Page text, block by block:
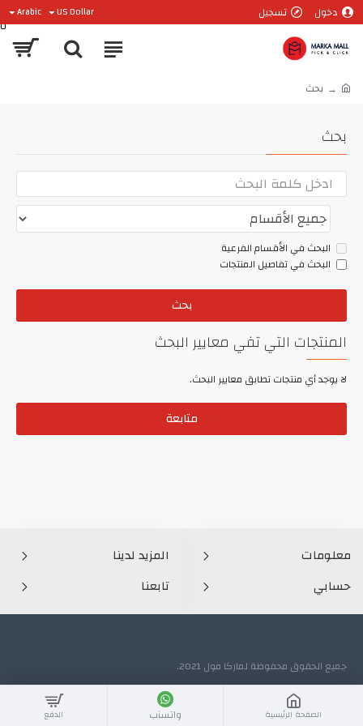
دخول تسجيل US Dollar
Arabic
0
بحث
بحث
البحث في الأقسام الفرعية
البحث في تفاصيل المنتجات
بحث
المنتجات التي تفي معايير البحث
لا يوجد أي منتجات تطابق معايير البحث.
متابعة
معلومات
حسابي
المزيد لدينا
تابعنا
جميع الحقوق محفوظة لماركا مول 2021.
الصفحة الرئيسية واتسآب الدفع